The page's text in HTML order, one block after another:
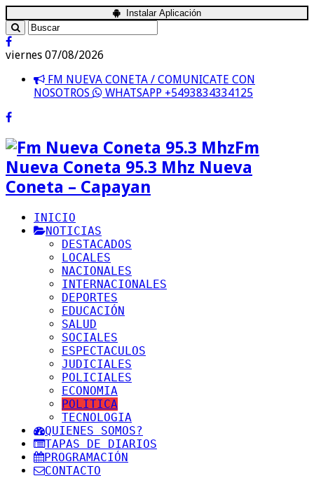
Instalar Aplicación
viernes 07/08/2026
FM NUEVA CONETA / COMUNICATE CON
NOSOTROS
WHATSAPP +5493834334125
Fm
Nueva Coneta 95.3 Mhz Nueva
Coneta – Capayan
INICIO
NOTICIAS
DESTACADOS
LOCALES
NACIONALES
INTERNACIONALES
DEPORTES
EDUCACIÓN
SALUD
SOCIALES
ESPECTACULOS
JUDICIALES
POLICIALES
ECONOMIA
POLITICA
TECNOLOGIA
QUIENES SOMOS?
TAPAS DE DIARIOS
PROGRAMACIÓN
CONTACTO